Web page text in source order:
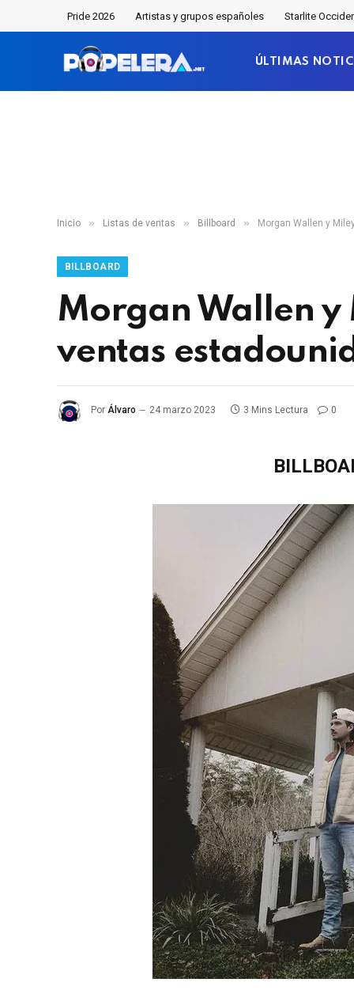
Pride 2026 Artistas y grupos españoles Starlite
ÚLTIMAS
Inicio » Listas de ventas » Billboard » Morgan Wallen y
BILLBOARD
Morgan Wallen y
ventas
Por Álvaro 24 marzo 2023 3 Mins Lectura 0